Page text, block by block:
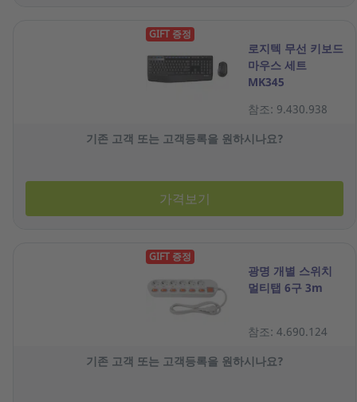
GIFT 증정
로지텍 무선 키보드
마우스 세트
MK345
참조: 9.430.938
기존 고객 또는 고객등록을 원하시나요?
가격보기
GIFT 증정
광명 개별 스위치
멀티탭 6구 3m
참조: 4.690.124
기존 고객 또는 고객등록을 원하시나요?